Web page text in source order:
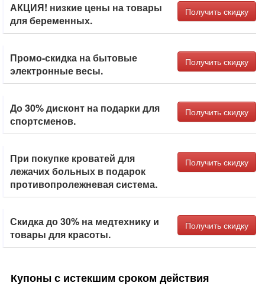
АКЦИЯ! низкие цены на товары
для беременных.
Получить скидку
Промо-скидка на бытовые
электронные весы.
Получить скидку
До 30% дисконт на подарки для
спортсменов.
Получить скидку
При покупке кроватей для
лежачих больных в подарок
противопролежневая система.
Получить скидку
Скидка до 30% на медтехнику и
товары для красоты.
Получить скидку
Купоны с истекшим сроком действия